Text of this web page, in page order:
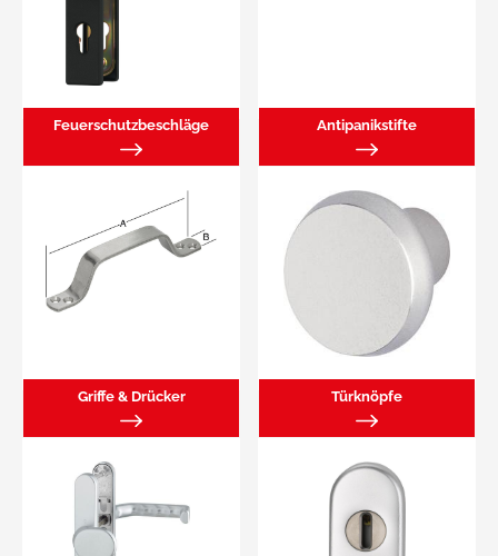
Feuerschutzbeschläge Antipanikstifte
Griffe & Drücker Türknöpfe